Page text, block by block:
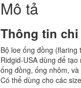
Mô tả
Thông tin
Bộ loe ống đồng
Ridgid-USA dùng để
ống đồng, ống nhôm,
Có thể dùng cho các